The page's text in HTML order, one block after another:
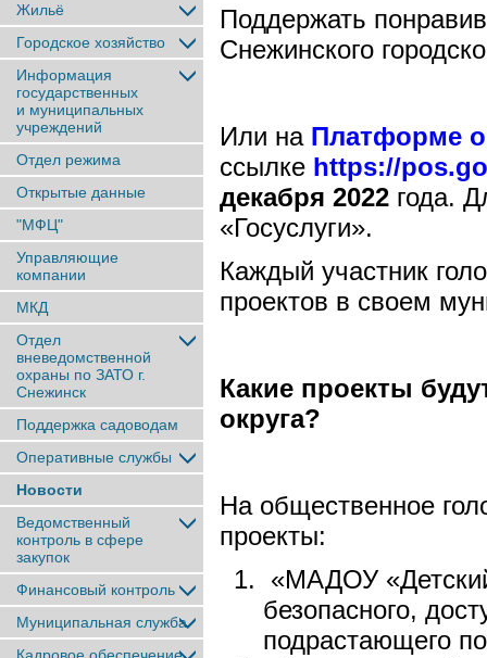
Жильё
Городское хозяйство
Информация
государственных
и муниципальных
учреждений
Отдел режима
Открытые данные
"МФЦ"
Управляющие
компании
МКД
Отдел
вневедомственной
охраны по ЗАТО г.
Снежинск
Поддержка садоводам
Оперативные службы
Новости
Ведомственный
контроль в сфере
закупок
Финансовый контроль
Муниципальная служба
Поддержать
Снежинского
Или на Платформе
ссылке https://
декабря 2022 года.
«Госуслуги».
Каждый участник
проектов в своем
Какие проекты
округа?
На общественное
проекты:
«МАДОУ
безопасного,
подрастающего